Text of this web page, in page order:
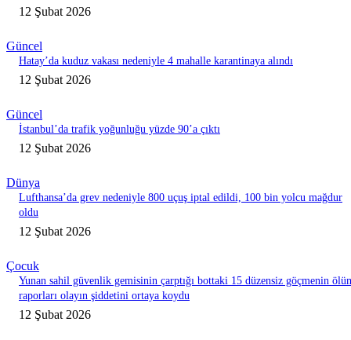
12 Şubat 2026
Güncel
Hatay’da kuduz vakası nedeniyle 4 mahalle karantinaya alındı
12 Şubat 2026
Güncel
İstanbul’da trafik yoğunluğu yüzde 90’a çıktı
12 Şubat 2026
Dünya
Lufthansa’da grev nedeniyle 800 uçuş iptal edildi, 100 bin yolcu mağdur
oldu
12 Şubat 2026
Çocuk
Yunan sahil güvenlik gemisinin çarptığı bottaki 15 düzensiz göçmenin
raporları olayın şiddetini ortaya koydu
12 Şubat 2026